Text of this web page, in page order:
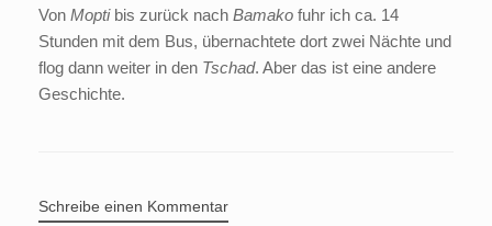
Von Mopti bis zurück nach Bamako fuhr ich ca. 14
Stunden mit dem Bus, übernachtete dort zwei Nächte und
flog dann weiter in den Tschad. Aber das ist eine andere
Geschichte.
Schreibe einen Kommentar